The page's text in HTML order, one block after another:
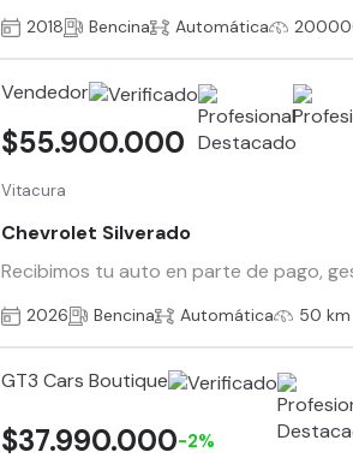
2018 Bencina Automática
Vendedor
Vitacura
Chevrolet Silverado
Recibimos tu auto en parte de pago,
$55.900.000
2026 Bencina Automática 50 km
GT3 Cars Boutique
$37.990.000-2%